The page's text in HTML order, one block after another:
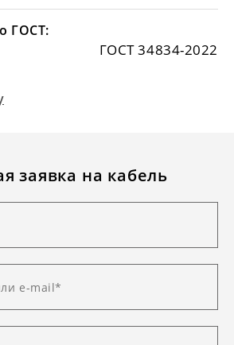
ГОСТ:
ГОСТ 34834-2022
заявка на кабель